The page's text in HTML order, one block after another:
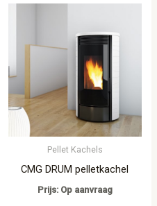
Pellet Kachels
CMG DRUM pelletkachel
Prijs: Op aanvraag